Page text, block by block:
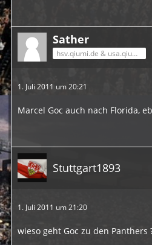
Sather
hsv.qiumi.de & usa.qiumi.de
1. Juli 2011 um 20:21
Marcel Goc auch nach Florida,
Stuttgart1893
1. Juli 2011 um 21:20
wieso geht Goc zu den Panthers